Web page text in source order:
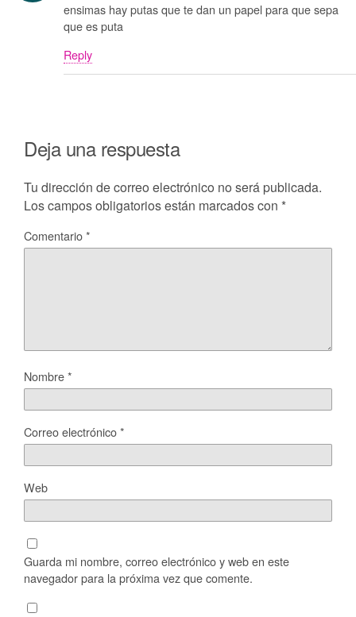
ensimas hay putas que te dan un papel para que sepa
que es puta
Reply
Deja una respuesta
Tu dirección de correo electrónico no será publicada.
Los campos obligatorios están marcados con *
Comentario*
Nombre*
Correo electrónico*
Web
Guarda mi nombre, correo electrónico y web en este
navegador para la próxima vez que comente.